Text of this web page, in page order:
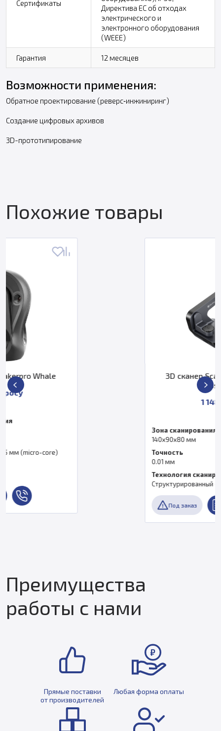
Сертификаты
Директива ЕС об отходах
электрического и
электронного оборудования
(WEEE)
Гарантия 12 месяцев
Возможности применения:
Обратное проектирование (реверс‑инжиниринг)
Создание цифровых архивов
3D-прототипирование
Похожие товары
3D сканер ScanLine StaticScan
Технология сканирования
Cтруктурированный синий свет
Преимущества
работы с нами
Прямые поставки
от производителей
Любая форма оплаты